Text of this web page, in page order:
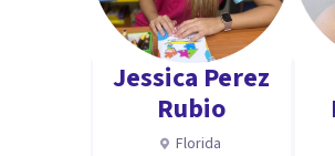
Jessica Perez
Rubio
Florida